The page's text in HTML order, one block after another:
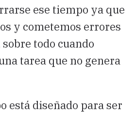
ese tiempo ya que
y cometemos errores
todo cuando
tarea que no genera
está diseñado para ser